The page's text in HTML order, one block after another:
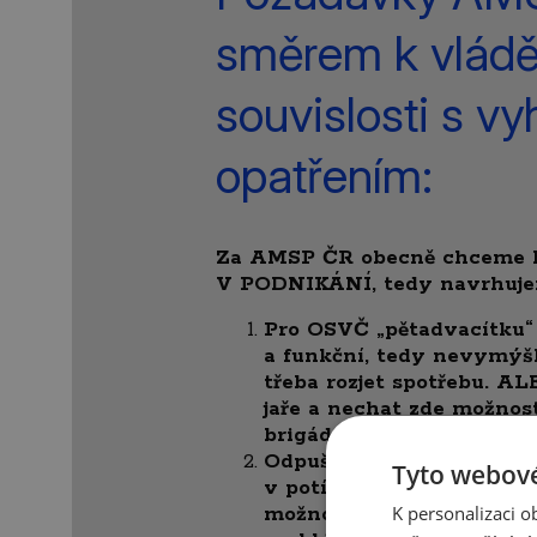
směrem k
souvislosti s
opatřením:
Za AMSP ČR obecně
V PODNIKÁNÍ, tedy
Pro OSVČ
a funkční, tedy
třeba rozjet spotřebu.
jaře a nechat zde
brigádně.
Odpuštění soc. pojištění
v potížích, nemá to být
možnost podpořit firmy,
Tyto
K personalizaci